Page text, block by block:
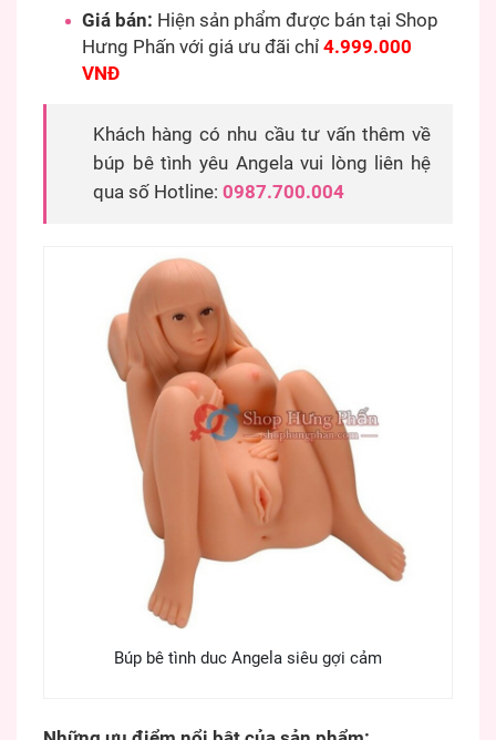
Giá bán: Hiện sản phẩm được bán tại Shop
Hưng Phấn với giá ưu đãi chỉ 4.999.000
VNĐ
Khách hàng có nhu cầu tư vấn thêm về
búp bê tình yêu Angela vui lòng liên hệ
qua số Hotline: 0987.700.004
Búp bê tình duc Angela siêu gợi cảm